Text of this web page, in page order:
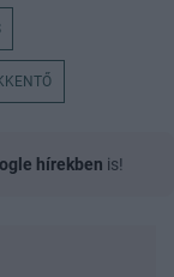
hírekben is!